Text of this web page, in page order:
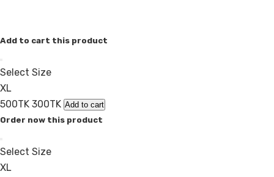
Add to cart this product
Select Size
XL
500TK 300TK Add to cart
Order now this product
Select Size
XL